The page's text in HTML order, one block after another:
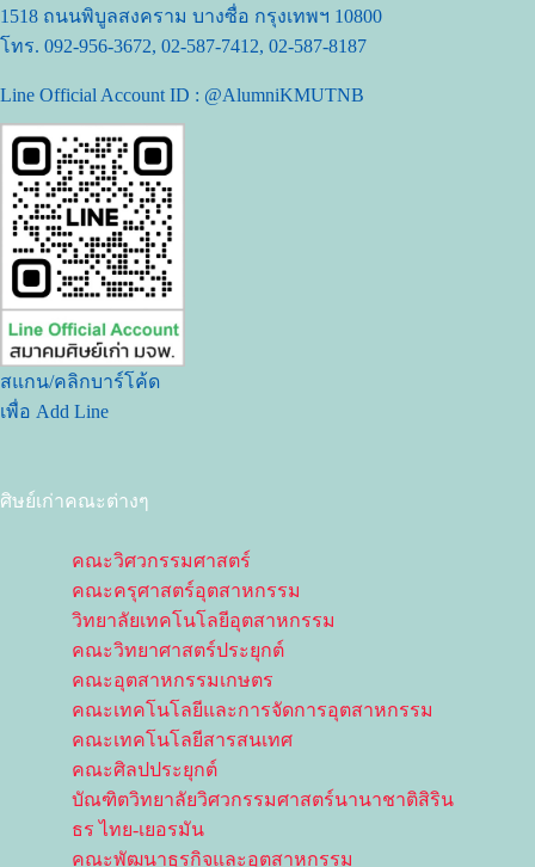
1518 ถนนพิบูลสงคราม บางซื่อ กรุงเทพฯ 10800
โทร. 092-956-3672, 02-587-7412, 02-587-8187
Line Official Account ID : @AlumniKMUTNB
สแกน/คลิกบาร์โค้ด
เพื่อ Add Line
ศิษย์เก่าคณะต่างๆ
คณะวิศวกรรมศาสตร์
คณะครุศาสตร์อุตสาหกรรม
วิทยาลัยเทคโนโลยีอุตสาหกรรม
คณะวิทยาศาสตร์ประยุกต์
คณะอุตสาหกรรมเกษตร
คณะเทคโนโลยีและการจัดการอุตสาหกรรม
คณะเทคโนโลยีสารสนเทศ
คณะศิลปประยุกต์
บัณฑิตวิทยาลัยวิศวกรรมศาสตร์นานาชาติสิริน
ธร ไทย-เยอรมัน
คณะพัฒนาธุรกิจและอุตสาหกรรม